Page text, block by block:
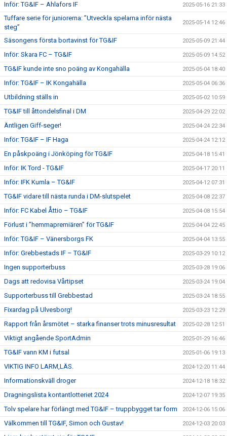
Inför: TG&IF – Ahlafors IF 2025-05-16 21:33
Tuffare serie för juniorerna: ”Utveckla spelarna inför nästa
steg”
2025-05-14 12:46
Säsongens första bortavinst för TG&IF 2025-05-09 21:44
Inför: Skara FC – TG&IF 2025-05-09 14:52
TG&IF kunde inte sno poäng av Kongahälla 2025-05-04 18:40
Inför: TG&IF – IK Kongahälla 2025-05-04 06:36
Utbildning ställs in 2025-05-02 10:59
TG&IF till åttondelsfinal i DM 2025-04-29 22:02
Äntligen Giff-seger! 2025-04-24 22:34
Inför: TG&IF – IF Haga 2025-04-24 12:12
En påskpoäng i Jönköping för TG&IF 2025-04-18 15:41
Inför: IK Tord - TG&IF 2025-04-17 20:11
Inför: IFK Kumla – TG&IF 2025-04-12 07:31
TG&IF vidare till nästa runda i DM-slutspelet 2025-04-08 22:37
Inför: FC Kabel Åttio – TG&IF 2025-04-08 15:54
Förlust i ”hemmapremiären” för TG&IF 2025-04-04 22:45
Inför: TG&IF – Vänersborgs FK 2025-04-04 13:55
Inför: Grebbestads IF – TG&IF 2025-03-29 10:12
Ingen supporterbuss 2025-03-28 19:06
Dags att redovisa Vårtipset 2025-03-24 19:04
Supporterbuss till Grebbestad 2025-03-24 18:55
Fixardag på Ulvesborg! 2025-03-23 12:29
Rapport från årsmötet – starka finanser trots minusresultat 2025-02-28 12:51
Viktigt angående SportAdmin 2025-01-29 16:46
TG&IF vann KM i futsal 2025-01-06 19:13
VIKTIG INFO LARM,LÄS. 2024-12-20 11:44
Informationskväll droger 2024-12-18 18:32
Dragningslista kontantlotteriet 2024 2024-12-07 19:35
Tolv spelare har förlängt med TG&IF – truppbygget tar form 2024-12-06 15:06
Välkommen till TG&IF, Simon och Gustav! 2024-12-03 20:03